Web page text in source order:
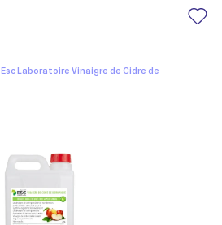
Esc Laboratoire Vinaigre de Cidre de